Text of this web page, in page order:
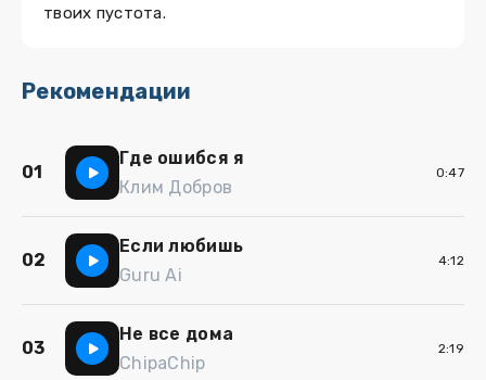
твоих пустота.
Рекомендации
01
Где ошибся я
Клим Добров
0:47
02
Если любишь
Guru Ai
4:12
03
Не все дома
ChipaChip
2:19